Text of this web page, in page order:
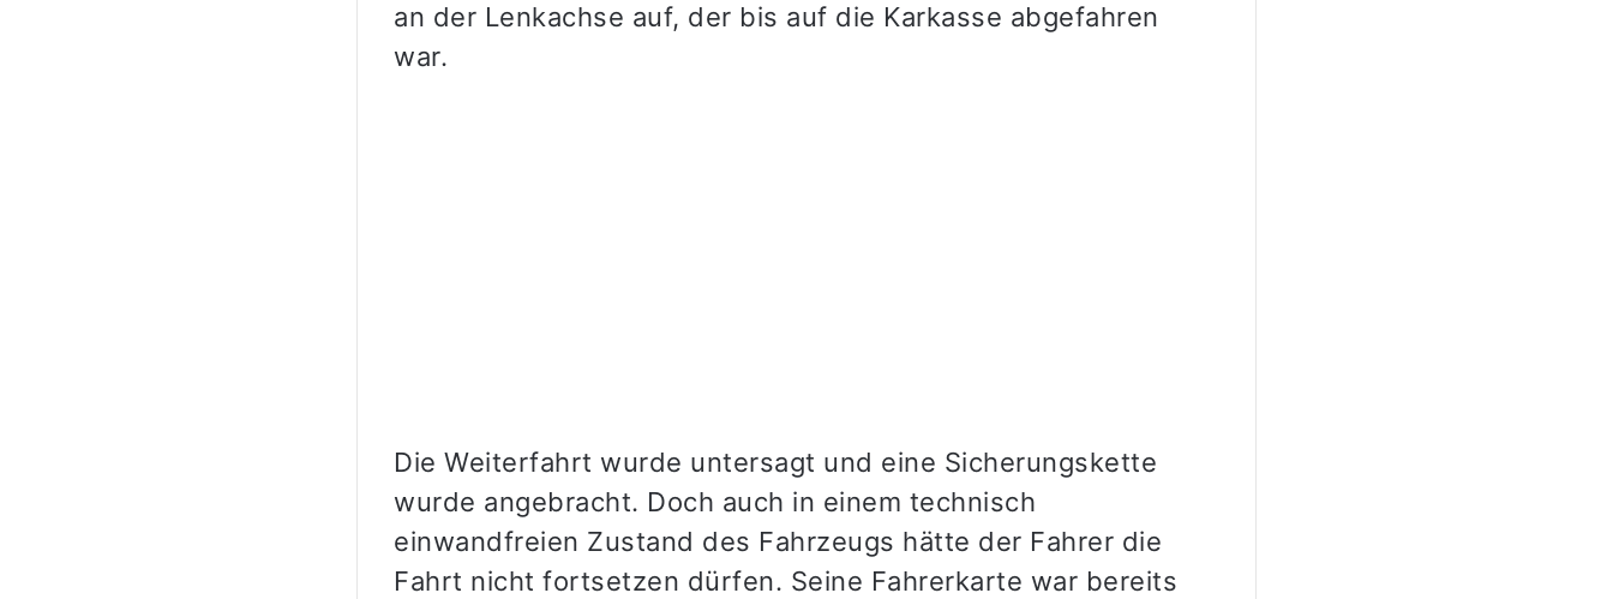
an der Lenkachse auf, der bis auf die Karkasse abgefahren
war.
Die Weiterfahrt wurde untersagt und eine Sicherungskette
wurde angebracht. Doch auch in einem technisch
einwandfreien Zustand des Fahrzeugs hätte der Fahrer die
Fahrt nicht fortsetzen dürfen. Seine Fahrerkarte war bereits